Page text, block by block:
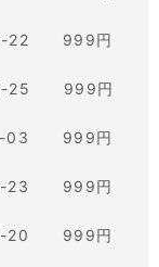
22 999円
25 999円
03 999円
23 999円
20 999円